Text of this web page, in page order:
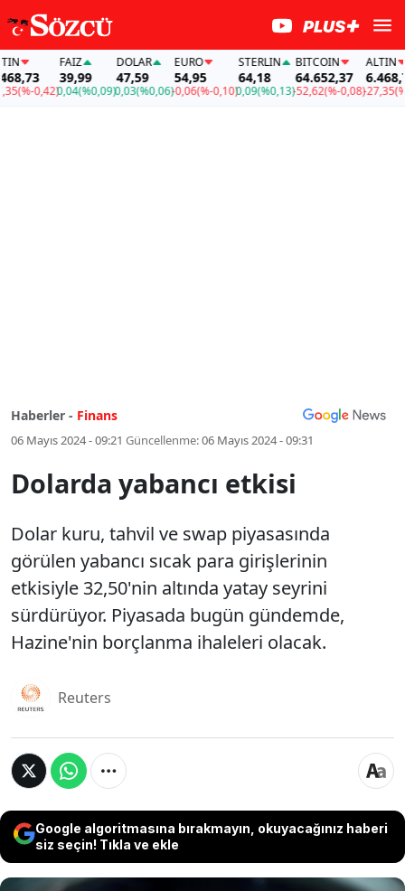
0,42)
FAİZ
39,99
0,04(%0,09)
DOLAR
47,59
0,03(%0,06)
EURO
54,95
-0,06(%-0,10)
STERLIN
64,18
0,09(%0,13)
BITCOIN
64.652,37
-52,62(%-0,08)
ALTIN
6.468,73
-27,35(%-
Haberler - Finans
06 Mayıs 2024 - 09:21 Güncellenme:06 Mayıs 2024 - 09:31
Dolarda yabancı etkisi
Dolar kuru, tahvil ve swap piyasasında
görülen yabancı sıcak para girişlerinin
etkisiyle 32,50'nin altında yatay seyrini
sürdürüyor. Piyasada bugün gündemde,
Hazine'nin borçlanma ihaleleri olacak.
Reuters
Google algoritmasına bırakmayın, okuyacağınız haberi
siz seçin! Tıkla ve ekle